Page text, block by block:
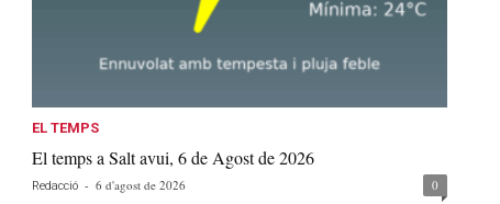
EL TEMPS
El temps a Salt avui, 6 de Agost de 2026
Redacció - 6 d'agost de 2026 0